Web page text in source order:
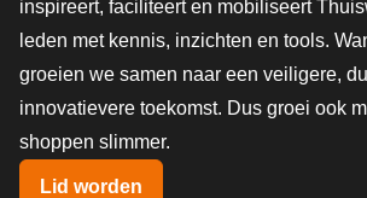
inspireert, faciliteert en mobiliseert
leden met kennis, inzichten en tools.
groeien we samen naar een veiligere,
innovatievere toekomst. Dus groei ook
shoppen slimmer.
Lid worden